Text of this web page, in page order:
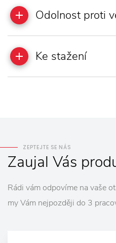
Odolnost proti
Ke stažení
ZEPTEJTE SE NÁS
Zaujal Vás
Rádi vám odpovíme na vaše
my Vám nejpozději do 3